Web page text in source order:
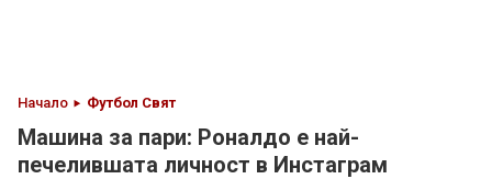
Начало Футбол Свят
Машина за пари: Роналдо е най-
печелившата личност в Инстаграм